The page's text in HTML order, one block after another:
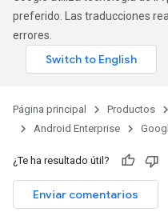
preferido. Las traducciones
errores.
Página principal Productos
Android Enterprise
¿Te ha resultado útil?
Enviar comentarios